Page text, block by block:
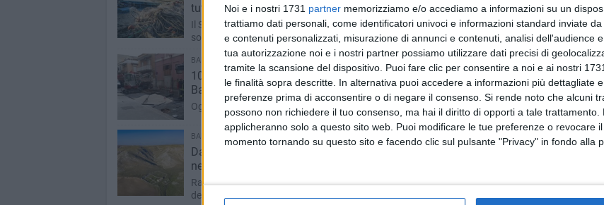
Noi e i nostri 1731 partner memorizziamo e/o accediamo a informazioni su un
trattiamo dati personali, come identificatori univoci e informazioni standard inviate
e contenuti personalizzati, misurazione di annunci e contenuti, analisi dell'audience
tua autorizzazione noi e i nostri partner possiamo utilizzare dati precisi di
tramite la scansione del dispositivo. Puoi fare clic per consentire a noi e ai nostri
le finalità sopra descritte. In alternativa puoi accedere a informazioni più dettagliate
preferenze prima di acconsentire o di negare il consenso. Si rende noto che alcuni
possono non richiedere il tuo consenso, ma hai il diritto di opporti a tale
applicheranno solo a questo sito web. Puoi modificare le tue preferenze o revocare
momento tornando su questo sito e facendo clic sul pulsante "Privacy" in fondo alla
tutt'Italia
Il Santo Padre disse ai rappresentanti del settore: «Siete custodi del mare, esempio di
solidarietà e visione per il futuro»
BARLETTA - 25 APRILE 2025
10 anni fa moriva Nicola Delvecchio, dopo una fuga di gas in via Milano a
Barletta
Oggi nella sua Margherita di Savoia una targa per commemorarlo
BARLETTA - 24 APRILE 2025
Dal 9 all’11 maggio a Gravina in Puglia torna “Biodiversa”: tre giorni per viaggiare
nei Geoparchi Mondiali UNESCO
Rassegna nazionale dedicata alle aree protette italiane, promossa dal Parco Nazionale
dell’Alta Murgia